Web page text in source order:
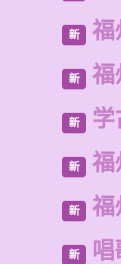
新 福
新 福
新
新 福
新 福
新